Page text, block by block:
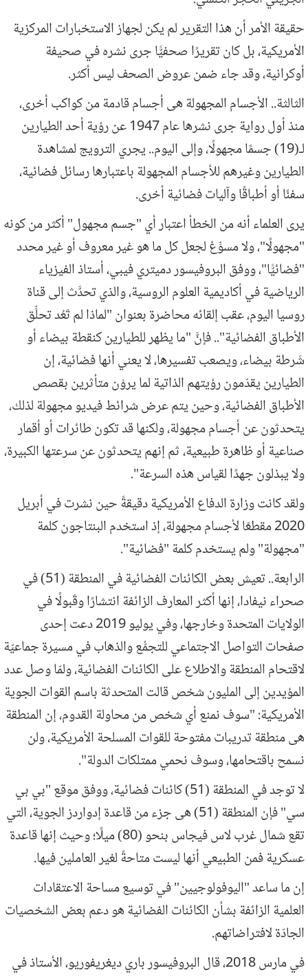
حقيقة الأمر أن هذا التقرير لم يكن لجهاز الاستخبارات المركزية
الأمريكية، بل كان تقريرًا صحفيًّا جرى نشره في صحيفة
أوكرانية، وقد جاء ضمن عروض الصحف ليس أكثر.
الثالثة.. الأجسام المجهولة هى أجسام قادمة من كواكب أخرى،
منذ أول رواية جرى نشرها عام 1947 عن رؤية أحد الطيارين
لـ(19) جسمًا مجهولًا، وإلى اليوم.. يجري الترويج لمشاهدة
الطيارين وغيرهم للأجسام المجهولة باعتبارها رسائل فضائية،
سفنًا أو أطباقًا وآليات فضائية أخرى.
يرى العلماء أنه من الخطأ اعتبار أي "جسم مجهول" أكثر من كونه
"مجهولًا"، ولا مسوِّغ لجعل كل ما هو غير معروف أو غير محدد
"فضائيًّا"، ووفق البروفيسور دميتري فيبي، أستاذ الفيزياء
الرياضية في أكاديمية العلوم الروسية، والذي تحدَّث إلى قناة
روسيا اليوم، عقب إلقائه محاضرة بعنوان "لماذا لم تَعُد تحلِّق
الأطباق الفضائية".. فإنَّ "ما يظهر للطيارين كنقطة بيضاء أو
شَرطة بيضاء، ويصعب تفسيرها، لا يعني أنها فضائية، إن
الطيارين يقدّمون رؤيتهم الذاتية لما يروْن متأثرين بقصص
الأطباق الفضائية، وحين يتم عرض شرائط فيديو مجهولة لذلك،
يتحدثون عن أجسام مجهولة، ولكنها قد تكون طائرات أو أقمار
صناعية أو ظاهرة طبيعية، ثم إنهم يتحدثون عن سرعتها الكبيرة،
ولا يبذلون جهدًا لقياس هذه السرعة".
ولقد كانت وزارة الدفاع الأمريكية دقيقةً حين نشرت في أبريل
2020 مقطعًا لأجسام مجهولة، إذ استخدم البنتاجون كلمة
"مجهولة" ولم يستخدم كلمة "فضائية".
الرابعة.. تعيش بعض الكائنات الفضائية في المنطقة (51) في
صحراء نيفادا، إنها أكثر المعارف الزائفة انتشارًا وقَبولًا في
الولايات المتحدة وخارجها، وفي يوليو 2019 دعت إحدى
صفحات التواصل الاجتماعي للتجمُّع والذهاب في مسيرة جماعيّة
لاقتحام المنطقة والاطلاع على الكائنات الفضائية، ولمّا وصل عدد
المؤيدين إلى المليون شخص قالت المتحدثة باسم القوات الجوية
الأمريكية: "سوف نمنع أي شخص من محاولة القدوم، إن المنطقة
هى منطقة تدريبات مفتوحة للقوات المسلحة الأمريكية، ولن
نسمح باقتحامها، وسوف نحمي ممتلكات الدولة".
لا توجد في المنطقة (51) كائنات فضائية، ووفق موقع "بي بي
سي" فإن المنطقة (51) هى جزء من قاعدة إدواردز الجوية، التي
تقع شمال غرب لاس فيجاس بنحو (80) ميلًا؛ وحيث إنها قاعدة
عسكرية فمن الطبيعي أنها ليست متاحةً لغير العاملين فيها.
إن ما ساعد "اليوفولوجيين" في توسيع مساحة الاعتقادات
العلمية الزائفة بشأن الكائنات الفضائية هو دعم بعض الشخصيات
الجادّة لافتراضاتهم.
في مارس 2018، قال البروفيسور باري ديغريفوريو، الأستاذ في